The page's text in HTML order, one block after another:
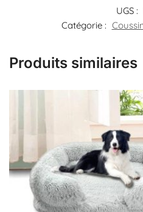
UGS :
Catégorie :
Produits similaires